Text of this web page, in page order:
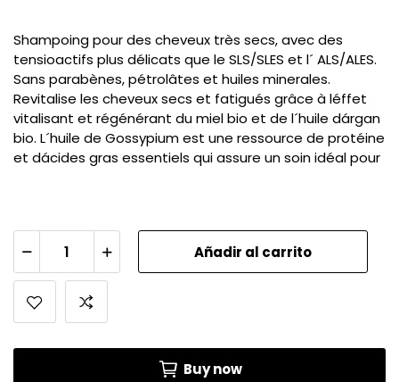
Shampoing pour des cheveux très secs, avec des
tensioactifs plus délicats que le SLS/SLES et l´ ALS/ALES.
Sans parabènes, pétrolâtes et huiles minerales.
Revitalise les cheveux secs et fatigués grâce à léffet
vitalisant et régénérant du miel bio et de l´huile dárgan
bio. L´huile de Gossypium est une ressource de protéine
et dácides gras essentiels qui assure un soin idéal pour
Añadir al carrito
Buy now